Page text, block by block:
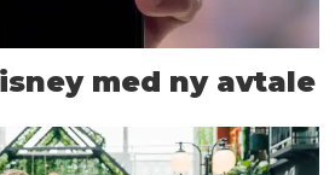
med ny avtale